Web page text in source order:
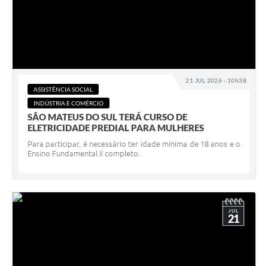
21 JUL 2026 - 10h38
ASSISTÊNCIA SOCIAL
INDÚSTRIA E COMÉRCIO
SÃO MATEUS DO SUL TERÁ CURSO DE
ELETRICIDADE PREDIAL PARA MULHERES
Para participar, é necessário ter idade mínima de 18 anos e o
Ensino Fundamental II completo.
JUL
21